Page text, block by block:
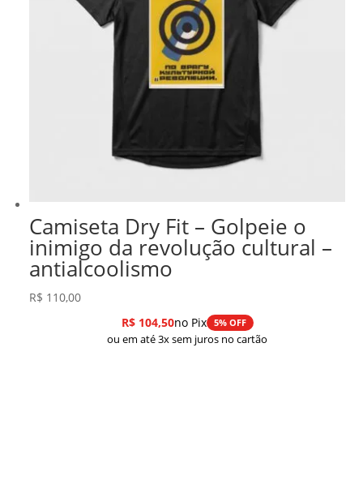
Camiseta Dry Fit – Golpeie o
inimigo da revolução cultural –
antialcoolismo
R$ 110,00
R$104,50no Pix 5% OFF
ou em até 3x sem juros no cartão